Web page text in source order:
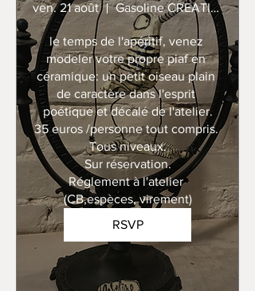
ven. 21 août Gasoline CREATION
le temps de l'apéritif, venez
modeler votre propre piaf en
céramique: un petit oiseau plain
de caractère dans l'esprit
poétique et décalé de l'atelier.
35 euros /personne tout compris.
Tous niveaux.
Sur réservation.
Réglement à l'atelier
(CB,espèces, virement)
RSVP